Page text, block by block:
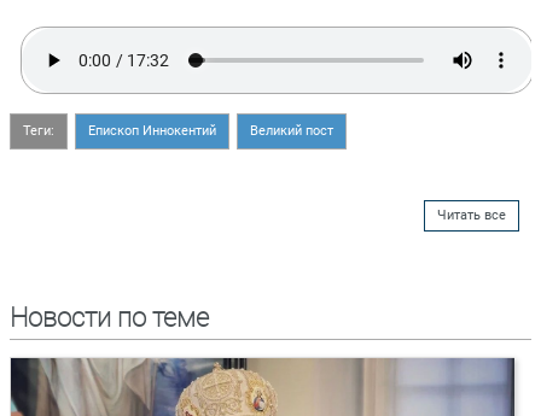
Теги: Епископ Иннокентий Великий пост
Читать все
Новости по теме